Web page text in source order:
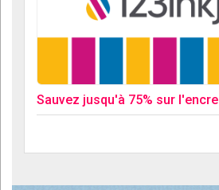
Sauvez jusqu'à 75% sur l'encre